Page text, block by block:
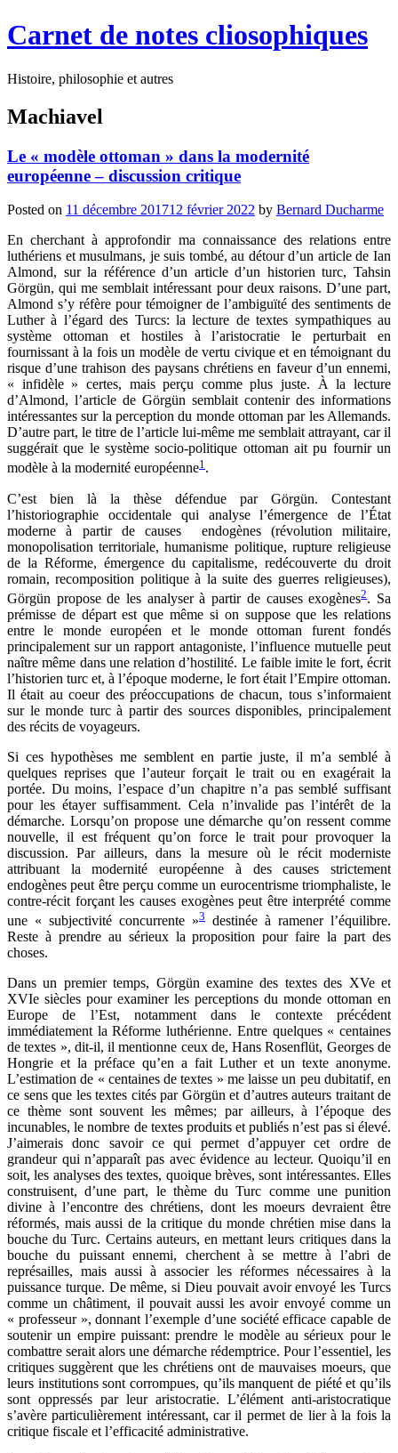
Carnet de notes cliosophiques
Histoire, philosophie et autres
Machiavel
Le « modèle ottoman » dans la modernité
européenne – discussion critique
Posted on 11 décembre 201712 février 2022 by Bernard Ducharme
En cherchant à approfondir ma connaissance des relations entre
luthériens et musulmans, je suis tombé, au détour d’un article de Ian
Almond, sur la référence d’un article d’un historien turc, Tahsin
Görgün, qui me semblait intéressant pour deux raisons. D’une part,
Almond s’y réfère pour témoigner de l’ambiguïté des sentiments de
Luther à l’égard des Turcs: la lecture de textes sympathiques au
système ottoman et hostiles à l’aristocratie le perturbait en
fournissant à la fois un modèle de vertu civique et en témoignant du
risque d’une trahison des paysans chrétiens en faveur d’un ennemi,
« infidèle » certes, mais perçu comme plus juste. À la lecture
d’Almond, l’article de Görgün semblait contenir des informations
intéressantes sur la perception du monde ottoman par les Allemands.
D’autre part, le titre de l’article lui-même me semblait attrayant, car il
suggérait que le système socio-politique ottoman ait pu fournir un
modèle à la modernité européenne1 .
C’est bien là la thèse défendue par Görgün. Contestant
l’historiographie occidentale qui analyse l’émergence de l’État
moderne à partir de causes endogènes (révolution militaire,
monopolisation territoriale, humanisme politique, rupture religieuse
de la Réforme, émergence du capitalisme, redécouverte du droit
romain, recomposition politique à la suite des guerres religieuses),
Görgün propose de les analyser à partir de causes exogènes2. Sa
prémisse de départ est que même si on suppose que les relations
entre le monde européen et le monde ottoman furent fondés
principalement sur un rapport antagoniste, l’influence mutuelle peut
naître même dans une relation d’hostilité. Le faible imite le fort, écrit
l’historien turc et, à l’époque moderne, le fort était l’Empire ottoman.
Il était au coeur des préoccupations de chacun, tous s’informaient
sur le monde turc à partir des sources disponibles, principalement
des récits de voyageurs.
Si ces hypothèses me semblent en partie juste, il m’a semblé à
quelques reprises que l’auteur forçait le trait ou en exagérait la
portée. Du moins, l’espace d’un chapitre n’a pas semblé suffisant
pour les étayer suffisamment. Cela n’invalide pas l’intérêt de la
démarche. Lorsqu’on propose une démarche qu’on ressent comme
nouvelle, il est fréquent qu’on force le trait pour provoquer la
discussion. Par ailleurs, dans la mesure où le récit moderniste
attribuant la modernité européenne à des causes strictement
endogènes peut être perçu comme un eurocentrisme triomphaliste, le
contre-récit forçant les causes exogènes peut être interprété comme
une « subjectivité concurrente »3 destinée à ramener l’équilibre.
Reste à prendre au sérieux la proposition pour faire la part des
choses.
Dans un premier temps, Görgün examine des textes des XVe et
XVIe siècles pour examiner les perceptions du monde ottoman en
Europe de l’Est, notamment dans le contexte précédent
immédiatement la Réforme luthérienne. Entre quelques « centaines
de textes », dit-il, il mentionne ceux de, Hans Rosenflüt, Georges de
Hongrie et la préface qu’en a fait Luther et un texte anonyme.
L’estimation de « centaines de textes » me laisse un peu dubitatif, en
ce sens que les textes cités par Görgün et d’autres auteurs traitant de
ce thème sont souvent les mêmes; par ailleurs, à l’époque des
incunables, le nombre de textes produits et publiés n’est pas si élevé.
J’aimerais donc savoir ce qui permet d’appuyer cet ordre de
grandeur qui n’apparaît pas avec évidence au lecteur. Quoiqu’il en
soit, les analyses des textes, quoique brèves, sont intéressantes. Elles
construisent, d’une part, le thème du Turc comme une punition
divine à l’encontre des chrétiens, dont les moeurs devraient être
réformés, mais aussi de la critique du monde chrétien mise dans la
bouche du Turc. Certains auteurs, en mettant leurs critiques dans la
bouche du puissant ennemi, cherchent à se mettre à l’abri de
représailles, mais aussi à associer les réformes nécessaires à la
puissance turque. De même, si Dieu pouvait avoir envoyé les Turcs
comme un châtiment, il pouvait aussi les avoir envoyé comme un
« professeur », donnant l’exemple d’une société efficace capable de
soutenir un empire puissant: prendre le modèle au sérieux pour le
combattre serait alors une démarche rédemptrice. Pour l’essentiel, les
critiques suggèrent que les chrétiens ont de mauvaises moeurs, que
leurs institutions sont corrompues, qu’ils manquent de piété et qu’ils
sont oppressés par leur aristocratie. L’élément anti-aristocratique
s’avère particulièrement intéressant, car il permet de lier à la fois la
critique fiscale et l’efficacité administrative.